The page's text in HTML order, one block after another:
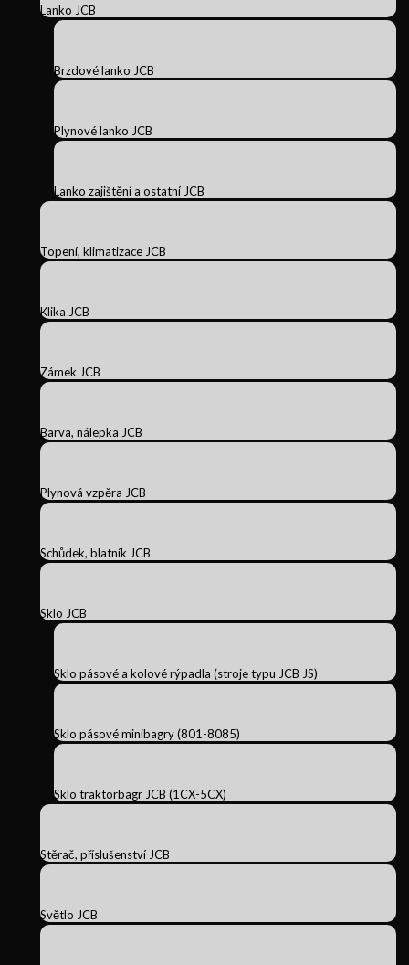
Lanko JCB
Brzdové lanko JCB
Plynové lanko JCB
Lanko zajištění a ostatní JCB
Topení, klimatizace JCB
Klika JCB
Zámek JCB
Barva, nálepka JCB
Plynová vzpěra JCB
Schůdek, blatník JCB
Sklo JCB
Sklo pásové a kolové rýpadla (stroje typu JCB JS)
Sklo pásové minibagry (801-8085)
Sklo traktorbagr JCB (1CX-5CX)
Stěrač, příslušenství JCB
Světlo JCB